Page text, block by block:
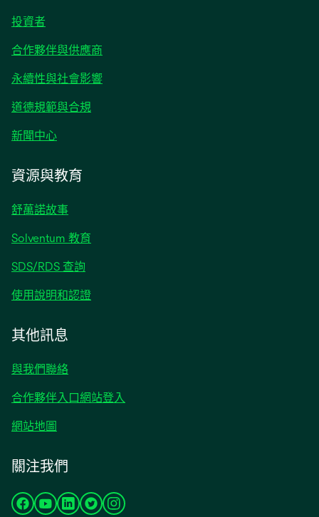
投資者在
標
籤
開
合作夥伴與供應商
永續性與社會影響
道德規範與合規
新聞中心在
標
籤
中
啟
資源與教育
舒萬諾故事
Solventum 教育
SDS/RDS 查詢
使用說明和認證
其他訊息
與我們聯絡
合作夥伴入口網站登入
網站地圖
關注我們
在 在 在 在 在